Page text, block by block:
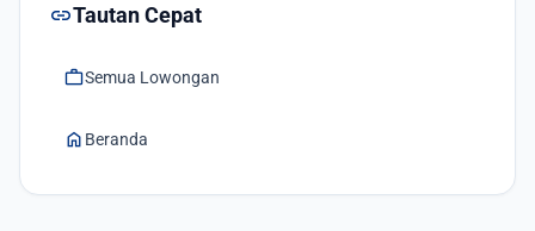
linkTautan Cepat
workSemua Lowongan
home Beranda